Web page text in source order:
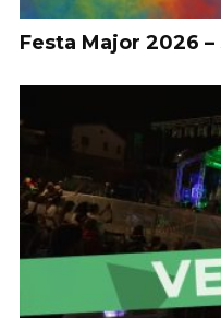
Festa Major 2026